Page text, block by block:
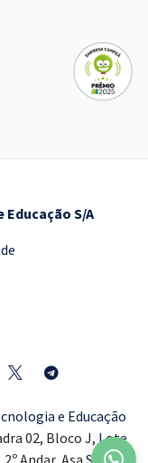
Educação S/A
e Educação
02, Bloco J, Lote
Andar, Asa Sul,